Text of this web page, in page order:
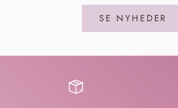
SE NYHEDER